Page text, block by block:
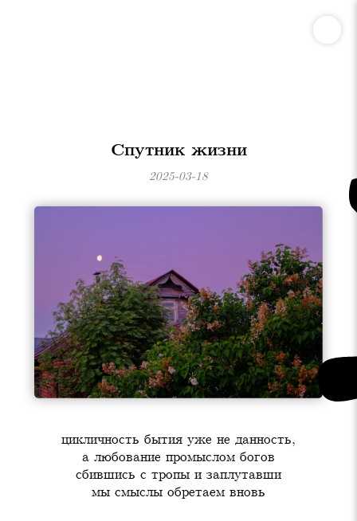
Спутник жизни
2025-03-18
цикличность бытия уже не данность,
а любование промыслом богов
сбившись с тропы и заплутавши
мы смыслы обретаем вновь